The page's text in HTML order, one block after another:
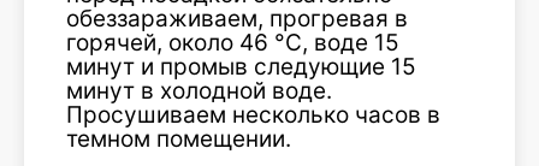
обеззараживаем, прогревая в
горячей, около 46 °С, воде 15
минут и промыв следующие 15
минут в холодной воде.
Просушиваем несколько часов в
темном помещении.